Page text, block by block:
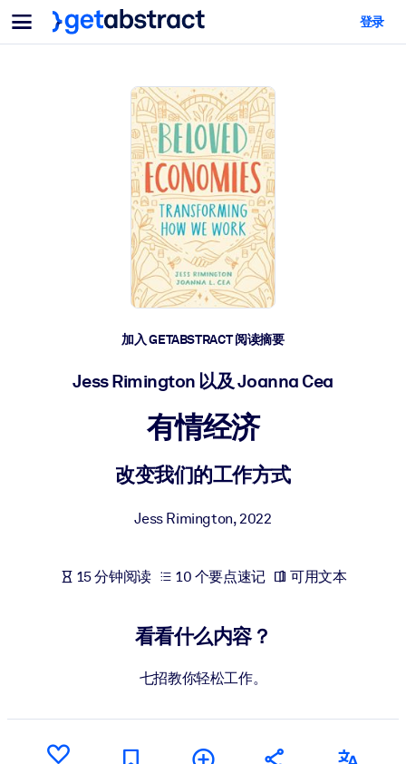
菜单
面向团队与管理者
为您的员工配备关键的人工智能技能。
帮助您的管理者为未来的工作时代做好准备。
让团队更轻松地共同学习、解决实际问题并更快采取行动。
技能提升与重塑
培养您的员工应对未来挑战所需的技能。
将简短且经过验证的知识引入您的 LMS/LXP，以获得更强的学习效
利用可靠、结构化的知识为您的人工智能系统提供动力，以改善输
面向人工智能系统
登录
加入 GETABSTRACT 阅读摘要
Jess Rimington 以及 Joanna Cea
有情经济
改变我们的工作方式
Jess Rimington,2022
15 分钟阅读 10 个要点速记 可用文本
看看什么内容？
七招教你轻松工作。